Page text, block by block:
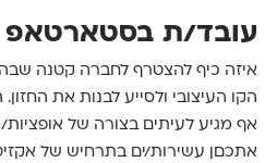
עובד/ת בסטארטאפ
איזה כיף להצטרף לחברה קטנה
הקו העיצובי ולסייע לבנות את
אף מגיע לעיתים בצורה של
אתכםן עשירות/ים בתרחיש של